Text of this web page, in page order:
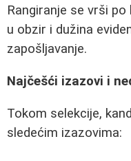
Rangiranje se vrši
u obzir i dužina
zapošljavanje.
Najčešći izazovi i
Tokom selekcije,
sledećim izazovima: